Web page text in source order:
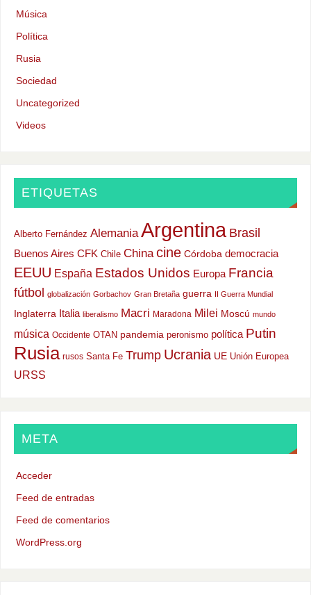
Música
Política
Rusia
Sociedad
Uncategorized
Videos
ETIQUETAS
Alberto Fernández Alemania Argentina Brasil
Buenos Aires CFK Chile China cine Córdoba democracia
EEUU España Estados Unidos Europa Francia
fútbol globalización Gorbachov Gran Bretaña guerra II Guerra Mundial
Inglaterra Italia liberalismo Macri Maradona Milei Moscú mundo
música Occidente OTAN pandemia peronismo política Putin
Rusia rusos Santa Fe Trump Ucrania UE Unión Europea
URSS
META
Acceder
Feed de entradas
Feed de comentarios
WordPress.org